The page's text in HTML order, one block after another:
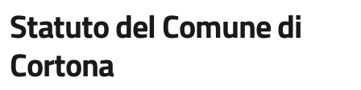
Statuto del Comune di
Cortona